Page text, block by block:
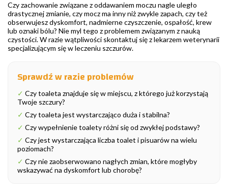
Czy zachowanie związane z oddawaniem moczu nagle uległo
drastycznej zmianie, czy mocz ma inny niż zwykle zapach, czy też
obserwujesz dyskomfort, nadmierne czyszczenie, ospałość, krew
lub oznaki bólu? Nie myl tego z problemem związanym z nauką
czystości. W razie wątpliwości skontaktuj się z lekarzem weterynarii
specjalizującym się w leczeniu szczurów.
Sprawdź w razie problemów
✓ Czy toaleta znajduje się w miejscu, z którego już korzystają
Twoje szczury?
✓ Czy toaleta jest wystarczająco duża i stabilna?
✓ Czy wypełnienie toalety różni się od zwykłej podstawy?
✓ Czy jest wystarczająca liczba toalet i pisuarów na wielu
poziomach?
✓ Czy nie zaobserwowano nagłych zmian, które mogłyby
wskazywać na dyskomfort lub chorobę?